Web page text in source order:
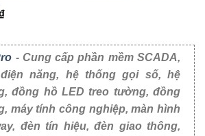
- Cung cấp phần mềm SCADA,
năng, hệ thống gọi số, hệ
đồng hồ LED treo tường, đồng
máy tính công nghiệp, màn hình
đèn tín hiệu, đèn giao thông,